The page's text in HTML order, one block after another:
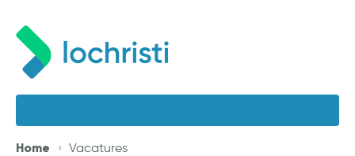
Home Vacatures